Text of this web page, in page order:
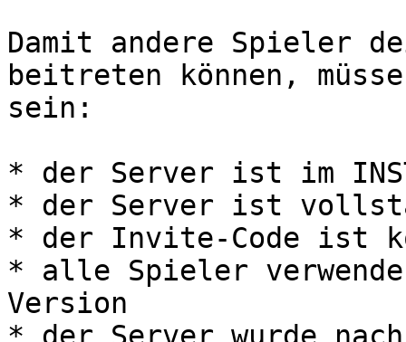
Damit andere Spieler
beitreten können,
sein:
* der Server ist im
* der Server ist
* der Invite-Code ist
* alle Spieler
Version